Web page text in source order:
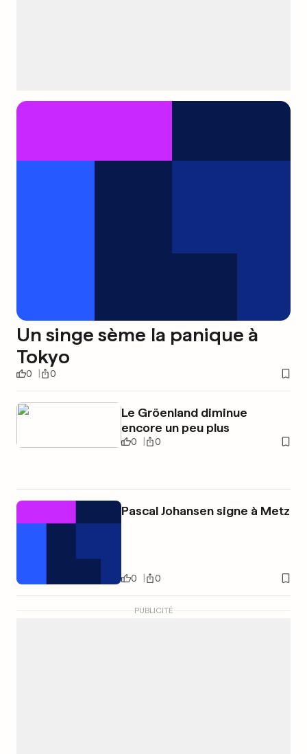
Un singe sème la panique à
Tokyo
0 0
Le Gröenland diminue
encore un peu plus
0 0
Pascal Johansen signe à Metz
0 0
PUBLICITÉ